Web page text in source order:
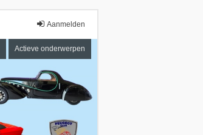
Aanmelden
Actieve onderwerpen